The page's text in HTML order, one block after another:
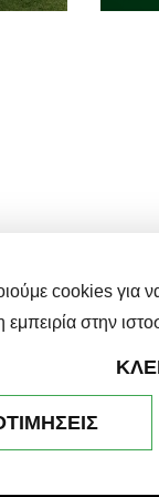
cookies για
εμπειρία στην